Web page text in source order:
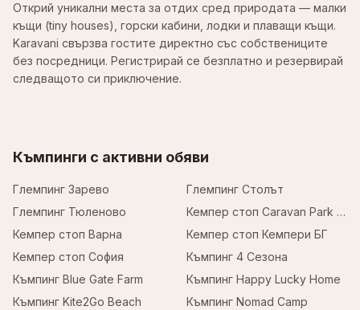
Открий уникални места за отдих сред природата — малки
къщи (tiny houses), горски кабини, лодки и плаващи къщи.
Karavani свързва гостите директно със собствениците
без посредници. Регистрирай се безплатно и резервирай
следващото си приключение.
Къмпинги с активни обяви
Глемпинг Зарево
Глемпинг Столът
Глемпинг Тюленово
Кемпер стоп Caravan Park Sofia
Кемпер стоп Варна
Кемпер стоп Кемпери БГ
Кемпер стоп София
Къмпинг 4 Сезона
Къмпинг Blue Gate Farm
Къмпинг Happy Lucky Home
Къмпинг Kite2Go Beach
Къмпинг Nomad Camp